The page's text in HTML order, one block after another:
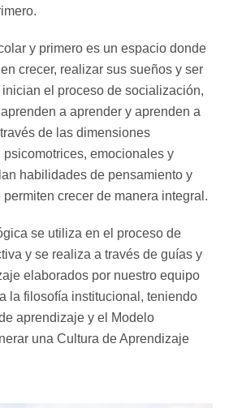
y primero es un espacio donde
crecer, realizar sus sueños y ser
el proceso de socialización,
a aprender y aprenden a
de las dimensiones
emocionales y
habilidades de pensamiento y
crecer de manera integral.
se utiliza en el proceso de
y se realiza a través de guías y
elaborados por nuestro equipo
la filosofía institucional, teniendo
aprendizaje y el Modelo
una Cultura de Aprendizaje